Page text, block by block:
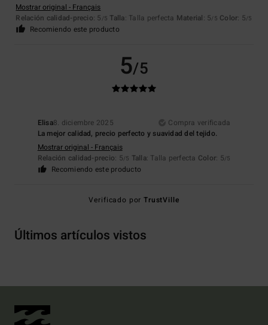
Mostrar original - Français
Relación calidad-precio: 5 /5 Talla: Talla perfecta Material: 5/5 Color: 5/5
Recomiendo este producto
5/5
Elisa8. diciembre 2025
Compra verificada
La mejor calidad, precio perfecto y suavidad del tejido.
Mostrar original - Français
Relación calidad-precio: 5/5 Talla: Talla perfecta Color: 5/5
Recomiendo este producto
Verificado porTrustVille
Últimos artículos vistos